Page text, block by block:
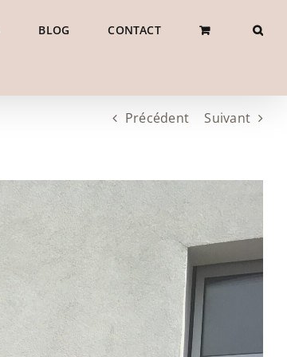
BLOG CONTACT
Précédent Suivant